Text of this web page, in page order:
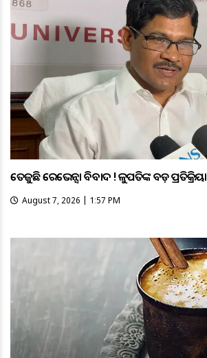
ତେଜୁଛି ରେଭେନ୍ସା ବିବାଦ ! କୁଳପତିଙ୍କ ବଡ଼ ପ୍ରତିକ୍ରିୟା
August 7, 2026 | 1:57 PM